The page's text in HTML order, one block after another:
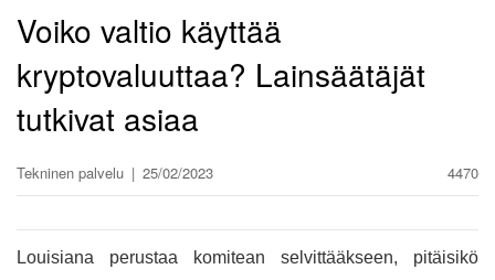
Voiko valtio käyttää
kryptovaluuttaa? Lainsäätäjät
tutkivat asiaa
Tekninen palvelu | 25/02/2023 4470
Louisiana perustaa komitean selvittääkseen, pitäisikö